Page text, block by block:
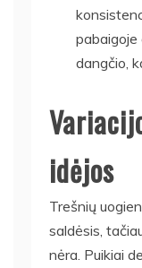
dangčio,
idėjos
Trešnių
saldėsis,
nėra. Puikiai